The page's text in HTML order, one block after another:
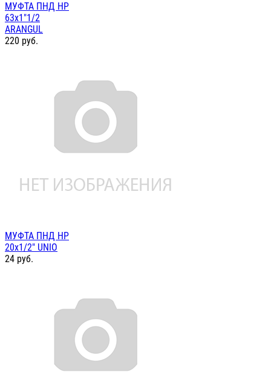
МУФТА ПНД НР
63х1"1/2
ARANGUL
220 руб.
МУФТА ПНД НР
20х1/2" UNIO
24 руб.